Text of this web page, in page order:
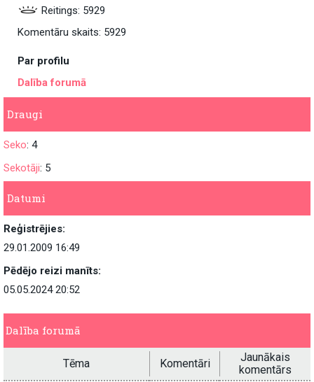
Reitings: 5929
Komentāru skaits: 5929
Par profilu
Dalība forumā
Draugi
Seko: 4
Sekotāji: 5
Datumi
Reģistrējies:
29.01.2009 16:49
Pēdējo reizi manīts:
05.05.2024 20:52
Dalība forumā
Tēma Komentāri
Jaunākais
komentārs